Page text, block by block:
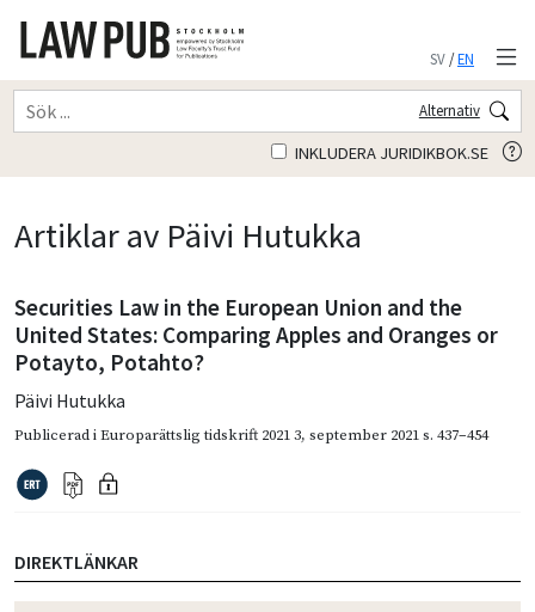
SV/EN
Alternativ
INKLUDERA JURIDIKBOK.SE
Artiklar av Päivi Hutukka
Securities Law in the European Union and the
United States: Comparing Apples and Oranges or
Potayto, Potahto?
Päivi Hutukka
Publicerad iEuroparättslig tidskrift 2021 3, september 2021s. 437–454
DIREKTLÄNKAR